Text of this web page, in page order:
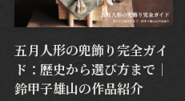
五月人形の兜飾り完全ガイ
ド：歴史から選び方まで｜
鈴甲子雄山の作品紹介